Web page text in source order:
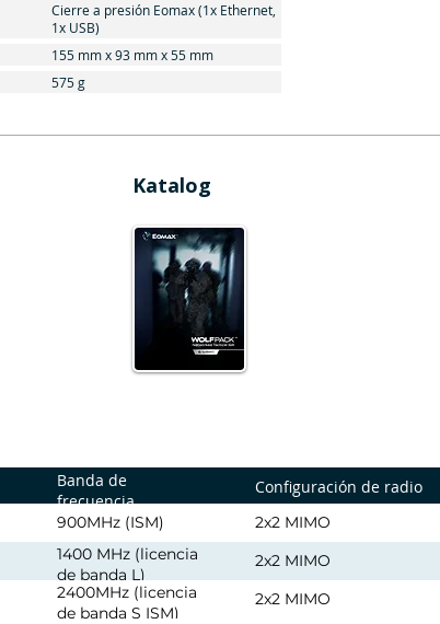
Cierre a presión Eomax (1x Ethernet,
1x USB)
155 mm x 93 mm x 55 mm
575 g
Katalog
Banda de
frecuencia
Configuración de radio
900MHz (ISM) 2x2 MIMO
1400 MHz (licencia
de banda L)
2x2 MIMO
2400MHz (licencia
de banda S ISM)
2x2 MIMO